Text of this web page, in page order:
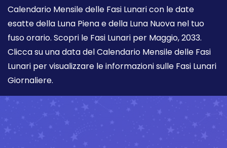
Calendario Mensile delle Fasi Lunari con le date
esatte della Luna Piena e della Luna Nuova nel tuo
fuso orario. Scopri le Fasi Lunari per Maggio, 2033.
Clicca su una data del Calendario Mensile delle Fasi
Lunari per visualizzare le informazioni sulle Fasi Lunari
Giornaliere.